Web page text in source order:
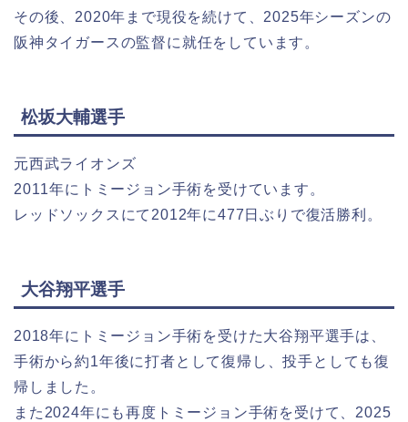
その後、2020年まで現役を続けて、2025年シーズンの
阪神タイガースの監督に就任をしています。
松坂大輔選手
元西武ライオンズ
2011年にトミージョン手術を受けています。
レッドソックスにて2012年に477日ぶりで復活勝利。
大谷翔平選手
2018年にトミージョン手術を受けた大谷翔平選手は、
手術から約1年後に打者として復帰し、投手としても復
帰しました。
また2024年にも再度トミージョン手術を受けて、2025